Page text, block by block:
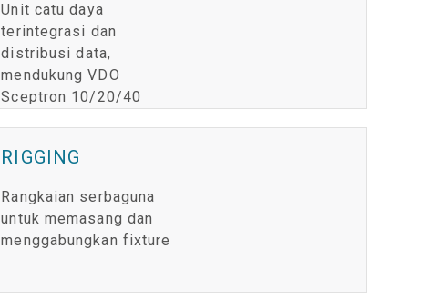
Unit catu daya
terintegrasi dan
distribusi data,
mendukung VDO
Sceptron 10/20/40
RIGGING
Rangkaian serbaguna
untuk memasang dan
menggabungkan fixture